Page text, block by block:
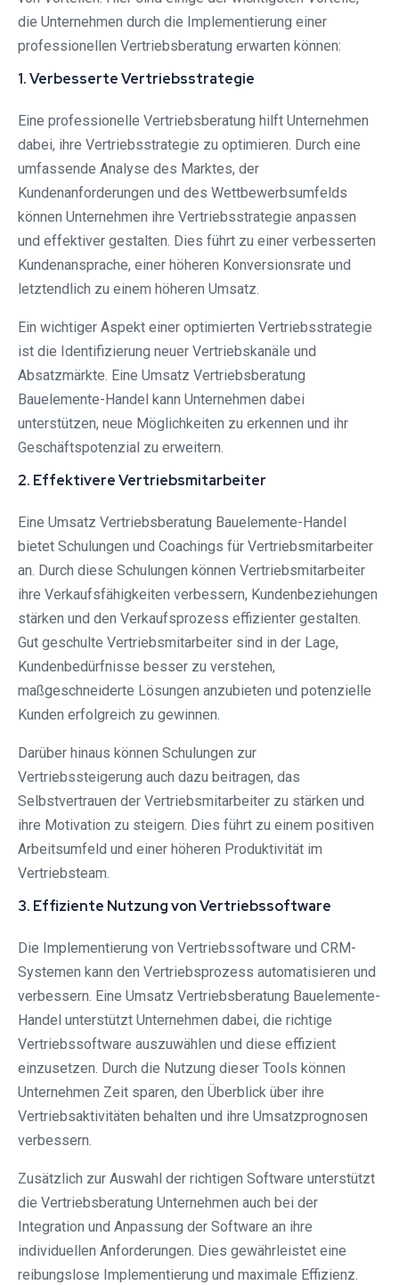
die Unternehmen durch die Implementierung einer
professionellen Vertriebsberatung erwarten können:
1. Verbesserte Vertriebsstrategie
Eine professionelle Vertriebsberatung hilft Unternehmen
dabei, ihre Vertriebsstrategie zu optimieren. Durch eine
umfassende Analyse des Marktes, der
Kundenanforderungen und des Wettbewerbsumfelds
können Unternehmen ihre Vertriebsstrategie anpassen
und effektiver gestalten. Dies führt zu einer verbesserten
Kundenansprache, einer höheren Konversionsrate und
letztendlich zu einem höheren Umsatz.
Ein wichtiger Aspekt einer optimierten Vertriebsstrategie
ist die Identifizierung neuer Vertriebskanäle und
Absatzmärkte. Eine Umsatz Vertriebsberatung
Bauelemente-Handel kann Unternehmen dabei
unterstützen, neue Möglichkeiten zu erkennen und ihr
Geschäftspotenzial zu erweitern.
2. Effektivere Vertriebsmitarbeiter
Eine Umsatz Vertriebsberatung Bauelemente-Handel
bietet Schulungen und Coachings für Vertriebsmitarbeiter
an. Durch diese Schulungen können Vertriebsmitarbeiter
ihre Verkaufsfähigkeiten verbessern, Kundenbeziehungen
stärken und den Verkaufsprozess effizienter gestalten.
Gut geschulte Vertriebsmitarbeiter sind in der Lage,
Kundenbedürfnisse besser zu verstehen,
maßgeschneiderte Lösungen anzubieten und potenzielle
Kunden erfolgreich zu gewinnen.
Darüber hinaus können Schulungen zur
Vertriebssteigerung auch dazu beitragen, das
Selbstvertrauen der Vertriebsmitarbeiter zu stärken und
ihre Motivation zu steigern. Dies führt zu einem positiven
Arbeitsumfeld und einer höheren Produktivität im
Vertriebsteam.
3. Effiziente Nutzung von Vertriebssoftware
Die Implementierung von Vertriebssoftware und CRM-
Systemen kann den Vertriebsprozess automatisieren und
verbessern. Eine Umsatz Vertriebsberatung Bauelemente-
Handel unterstützt Unternehmen dabei, die richtige
Vertriebssoftware auszuwählen und diese effizient
einzusetzen. Durch die Nutzung dieser Tools können
Unternehmen Zeit sparen, den Überblick über ihre
Vertriebsaktivitäten behalten und ihre Umsatzprognosen
verbessern.
Zusätzlich zur Auswahl der richtigen Software unterstützt
die Vertriebsberatung Unternehmen auch bei der
Integration und Anpassung der Software an ihre
individuellen Anforderungen. Dies gewährleistet eine
reibungslose Implementierung und maximale Effizienz.